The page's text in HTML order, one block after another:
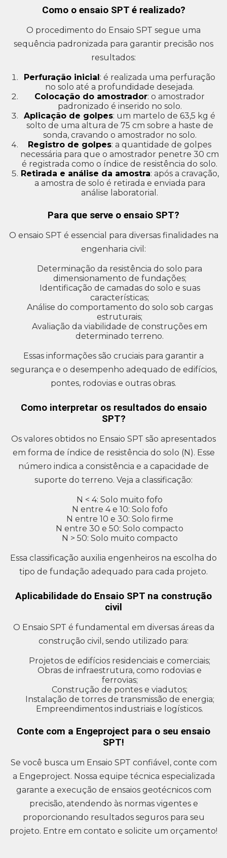
Como o ensaio SPT é realizado?
O procedimento do Ensaio SPT segue uma
sequência padronizada para garantir precisão nos
resultados:
Perfuração inicial: é realizada uma perfuração
no solo até a profundidade desejada.
Colocação do amostrador: o amostrador
padronizado é inserido no solo.
Aplicação de golpes: um martelo de 63,5 kg é
solto de uma altura de 75 cm sobre a haste de
sonda, cravando o amostrador no solo.
Registro de golpes: a quantidade de golpes
necessária para que o amostrador penetre 30 cm
é registrada como o índice de resistência do solo.
Retirada e análise da amostra: após a cravação,
a amostra de solo é retirada e enviada para
análise laboratorial.
Para que serve o ensaio SPT?
O ensaio SPT é essencial para diversas finalidades na
engenharia civil:
Determinação da resistência do solo para
dimensionamento de fundações;
Identificação de camadas do solo e suas
características;
Análise do comportamento do solo sob cargas
estruturais;
Avaliação da viabilidade de construções em
determinado terreno.
Essas informações são cruciais para garantir a
segurança e o desempenho adequado de edifícios,
pontes, rodovias e outras obras.
Como interpretar os resultados do ensaio
SPT?
Os valores obtidos no Ensaio SPT são apresentados
em forma de índice de resistência do solo (N). Esse
número indica a consistência e a capacidade de
suporte do terreno. Veja a classificação:
N < 4: Solo muito fofo
N entre 4 e 10: Solo fofo
N entre 10 e 30: Solo firme
N entre 30 e 50: Solo compacto
N > 50: Solo muito compacto
Essa classificação auxilia engenheiros na escolha do
tipo de fundação adequado para cada projeto.
Aplicabilidade do Ensaio SPT na construção
civil
O Ensaio SPT é fundamental em diversas áreas da
construção civil, sendo utilizado para:
Projetos de edifícios residenciais e comerciais;
Obras de infraestrutura, como rodovias e
ferrovias;
Construção de pontes e viadutos;
Instalação de torres de transmissão de energia;
Empreendimentos industriais e logísticos.
Conte com a Engeproject para o seu ensaio
SPT!
Se você busca um Ensaio SPT confiável, conte com
a Engeproject. Nossa equipe técnica especializada
garante a execução de ensaios geotécnicos com
precisão, atendendo às normas vigentes e
proporcionando resultados seguros para seu
projeto. Entre em contato e solicite um orçamento!